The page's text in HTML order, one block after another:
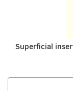
Superficial